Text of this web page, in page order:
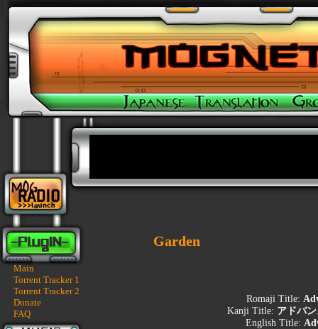
Main
Torrent Tracker 1
Torrent Tracker 2
Donate
FAQ
Garden
Romaji Title:
Kanji Title: アドバ
English Title: